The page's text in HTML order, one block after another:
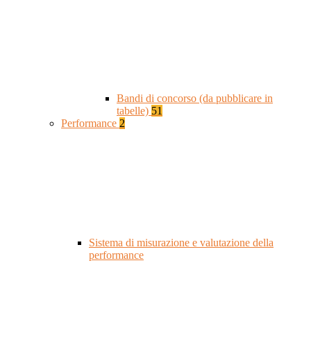
Bandi di concorso (da pubblicare in
tabelle) 51
Performance 2
Sistema di misurazione e valutazione della
performance